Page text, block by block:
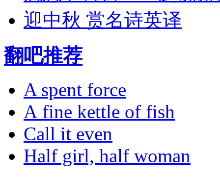
迎中秋 赏名诗英译
翻吧推荐
A spent force
A fine kettle of fish
Call it even
Half girl, half woman